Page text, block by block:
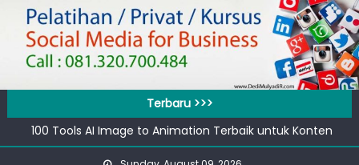
content
Terbaru >>>
100 Tools AI Image to Animation Terbaik untuk Konten
Video & Animasi